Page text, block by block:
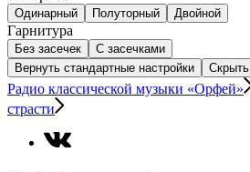
Одинарный Полуторный Двойной
Гарнитура
Без засечек
С засечками
Вернуть стандартные настройки
Скрыть
Радио классической музыки «Орфей»
страсти